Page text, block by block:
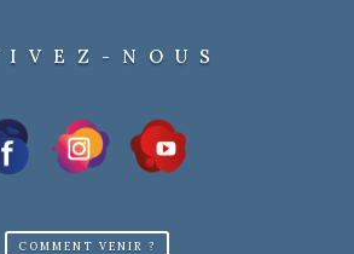
NOUS
COMMENT VENIR ?